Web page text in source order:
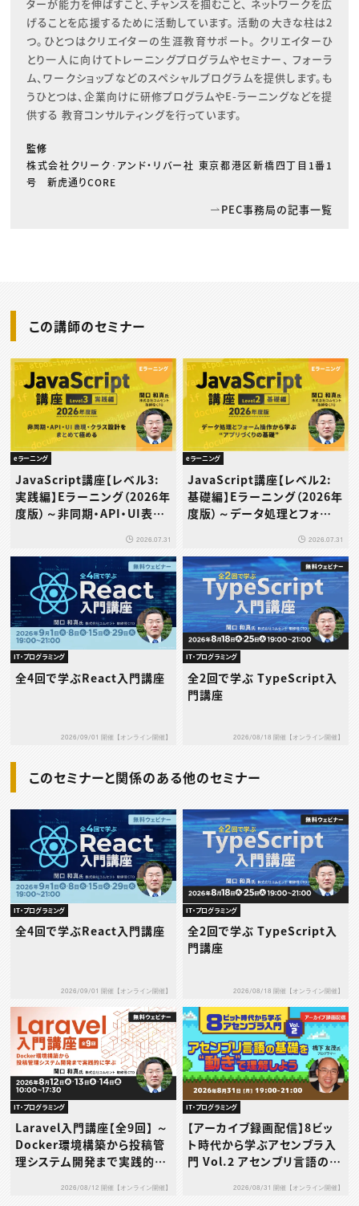
ターが能力を伸ばすこと、チャンスを掴むこと、 ネットワークを広
げることを応援するために活動しています。 活動の大きな柱は2
つ。ひとつはクリエイターの生涯教育サポート。 クリエイターひ
とり一人に向けてトレーニングプログラムやセミナー、 フォーラ
ム、ワークショップなどのスペシャルプログラムを提供します。も
うひとつは、企業向けに研修プログラムやE-ラーニングなどを提
供する 教育コンサルティングを行っています。
監修
株式会社クリーク･アンド・リバー社 東京都港区新橋四丁目1番1
号 新虎通りCORE
PEC事務局の記事一覧
この講師のセミナー
eラーニング
JavaScript講座【レベル3:
実践編】Eラーニング（2026年
度版）～非同期・API・UI表
2026.07.31
eラーニング
JavaScript講座【レベル2:
基礎編】Eラーニング（2026年
度版）～データ処理とフォーム
2026.07.31
IT・プログラミング
全4回で学ぶReact入門講座
2026/09/01 開催【オンライン開催】
IT・プログラミング
全2回で学ぶ TypeScript入
門講座
2026/08/18 開催【オンライン開催】
このセミナーと関係のある他のセミナー
IT・プログラミング
全4回で学ぶReact入門講座
2026/09/01 開催【オンライン開催】
IT・プログラミング
全2回で学ぶ TypeScript入
門講座
2026/08/18 開催【オンライン開催】
IT・プログラミング
Laravel入門講座【全9回】 ～
Docker環境構築から投稿管
理システム開発まで実践的に
2026/08/12 開催【オンライン開催】
IT・プログラミング
【アーカイブ録画配信】8ビッ
ト時代から学ぶアセンブラ入
門 Vol.2 アセンブリ言語の基
2026/08/31 開催【オンライン開催】